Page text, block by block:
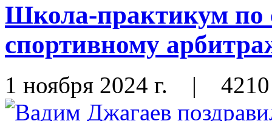
Школа-практикум по
спортивному
1 ноября 2024 г. | 4210